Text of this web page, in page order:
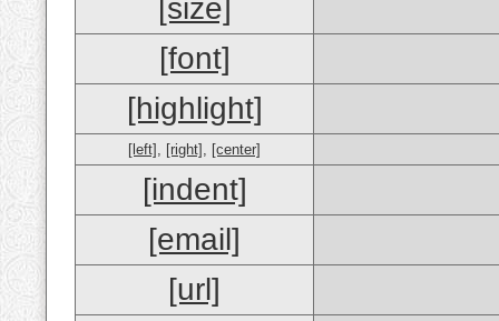
[size]
[font]
[highlight]
[left] , [right] , [center]
[indent]
[email]
[url]